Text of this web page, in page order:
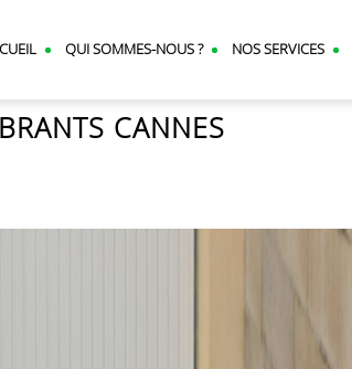
QUI SOMMES-NOUS ? NOS SERVICES
CANNES